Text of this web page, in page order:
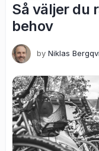
Så väljer du
behov
by Niklas